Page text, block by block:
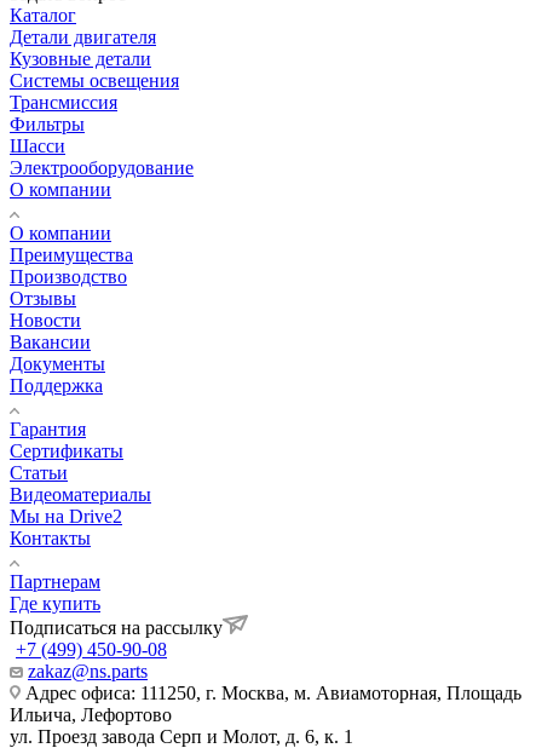
Каталог
Детали двигателя
Кузовные детали
Системы освещения
Трансмиссия
Фильтры
Шасси
Электрооборудование
О компании
О компании
Преимущества
Производство
Отзывы
Новости
Вакансии
Документы
Поддержка
Гарантия
Сертификаты
Статьи
Видеоматериалы
Мы на Drive2
Контакты
Партнерам
Где купить
Подписаться на рассылку
+7 (499) 450-90-08
zakaz@ns.parts
Адрес офиса: 111250, г. Москва, м. Авиамоторная, Площадь
Ильича, Лефортово
ул. Проезд завода Серп и Молот, д. 6, к. 1